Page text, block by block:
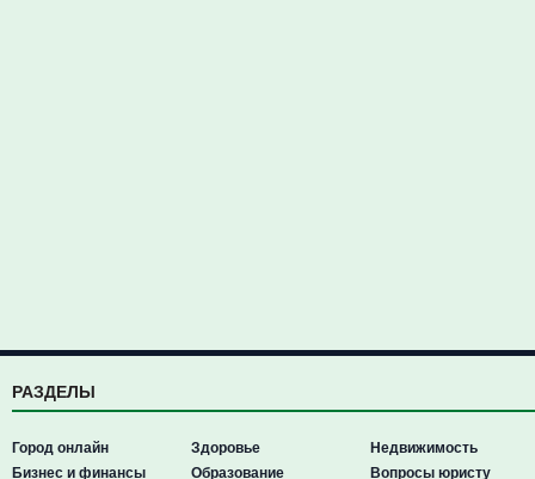
РАЗДЕЛЫ
Город онлайн
Бизнес и финансы
Здоровье
Образование
Недвижимость
Вопросы юристу